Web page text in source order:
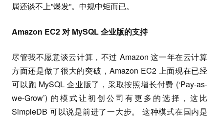
属还谈不上”爆发”。中规中矩而已。
Amazon EC2 对 MySQL 企业版的支持
尽管我不愿意谈云计算，不过 Amazon 这一年在云计算
方面还是做了很大的突破，Amazon EC2 上面现在已经
可以跑 MySQL 企业版了，采取按照增长付费 (‘Pay-as-
we-Grow’) 的模式让初创公司有更多的选择，这比
SimpleDB 可以说是前进了一大步。 这种模式在国内是